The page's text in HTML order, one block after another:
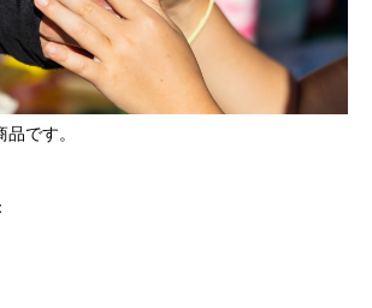
です。